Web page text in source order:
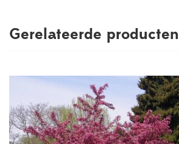
Gerelateerde producten